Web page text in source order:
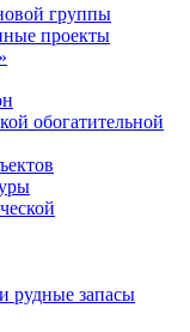
группы
проекты
обогатительной
рудные запасы